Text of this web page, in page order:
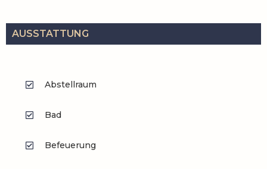
AUSSTATTUNG
Abstellraum
Bad
Befeuerung